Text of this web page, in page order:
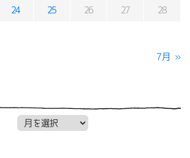
24 25 26 27 28
7月 »